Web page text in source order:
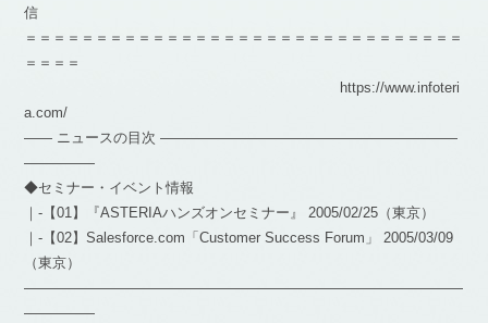
信
＝＝＝＝＝＝＝＝＝＝＝＝＝＝＝＝＝＝＝＝＝＝＝＝＝＝＝＝＝＝＝
＝＝＝＝
https://www.infoteri
a.com/
―― ニュースの目次 ―――――――――――――――――――――
―――――
◆セミナー・イベント情報
｜-【01】『ASTERIAハンズオンセミナー』 2005/02/25（東京）
｜-【02】Salesforce.com「Customer Success Forum」 2005/03/09
（東京）
―――――――――――――――――――――――――――――――
―――――